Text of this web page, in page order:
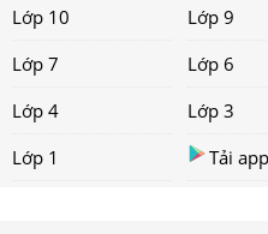
Lớp 10
Lớp 9
Lớp 7
Lớp 6
Lớp 4
Lớp 3
Lớp 1
Tải app